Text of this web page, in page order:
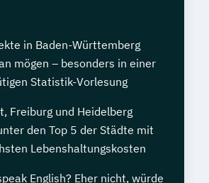
in Baden-Württemberg
mögen – besonders in einer
Statistik-Vorlesung
Freiburg und Heidelberg
den Top 5 der Städte mit
Lebenshaltungskosten
English? Eher nicht, würde